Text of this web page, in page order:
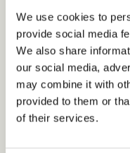
We use cookies to
provide social media
We also share
our social media,
may combine it with
provided to them or
of their services.
T-Shirt-Pippilotta
Erwachsene
PIPPI LANGSTRUMPF
44.95 EUR
GRÖSSE WÄHLEN